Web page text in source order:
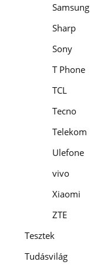
Samsung
Sharp
Sony
T Phone
TCL
Tecno
Telekom
Ulefone
vivo
Xiaomi
ZTE
Tesztek
Tudásvilág